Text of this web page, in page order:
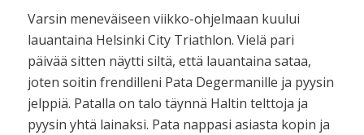
Varsin meneväiseen viikko-ohjelmaan kuului
lauantaina Helsinki City Triathlon. Vielä pari
päivää sitten näytti siltä, että lauantaina sataa,
joten soitin frendilleni Pata Degermanille ja pyysin
jelppiä. Patalla on talo täynnä Haltin telttoja ja
pyysin yhtä lainaksi. Pata nappasi asiasta kopin ja